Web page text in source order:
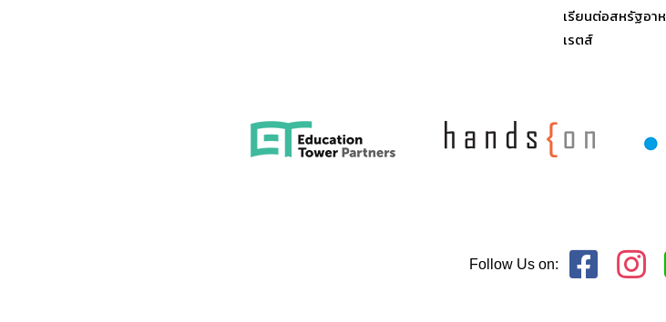
เรียนต่อสหรัฐอา
เรตส์
Follow Us on: